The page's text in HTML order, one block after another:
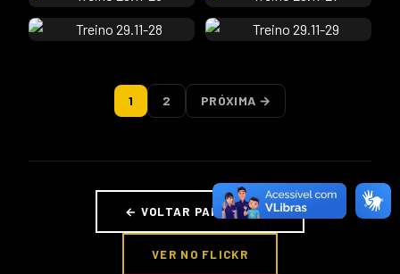
1 2 PRÓXIMA →
← VOLTAR PARA FOTOS
VER NO FLICKR